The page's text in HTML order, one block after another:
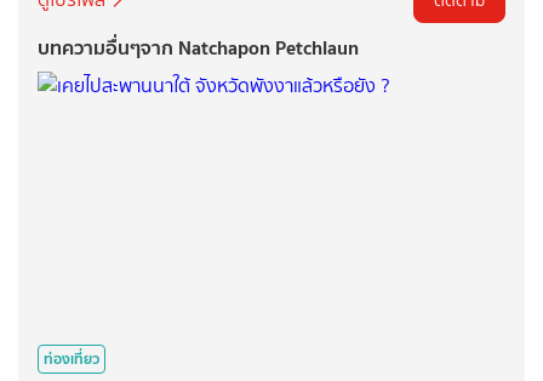
บทความอื่นๆจาก Natchapon Petchlaun
ท่องเที่ยว